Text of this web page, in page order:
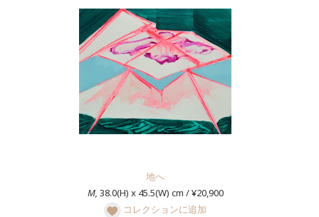
地へ
M, 38.0(H) x 45.5(W) cm / ¥20,900
コレクションに追加